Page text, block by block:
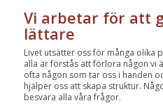
Vi arbetar för att
lättare
Livet utsätter oss för många olika
alla är förstås att förlora någon vi
ofta någon som tar oss i handen
hjälper oss att skapa struktur.
besvara alla våra frågor.